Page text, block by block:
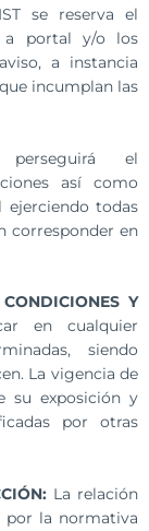
se reserva el
a portal y/o los
a instancia
incumplan las
perseguirá el
así como
ejerciendo todas
corresponder en
Y
en cualquier
siendo
La vigencia de
su exposición y
por otras
La relación
por la normativa